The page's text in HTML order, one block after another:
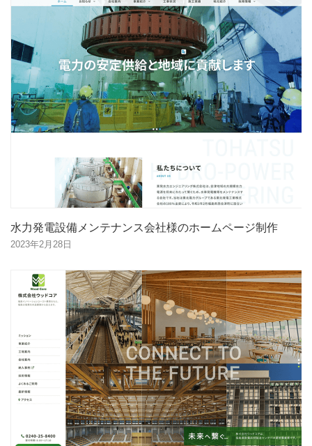
水力発電設備メンテナンス会社様のホームページ制作
2023年2月28日